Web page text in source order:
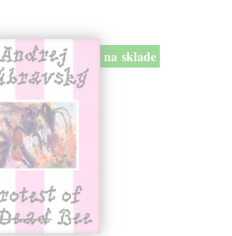
na sklade